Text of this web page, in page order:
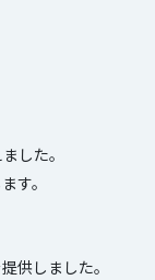
した。
す。
供しました。